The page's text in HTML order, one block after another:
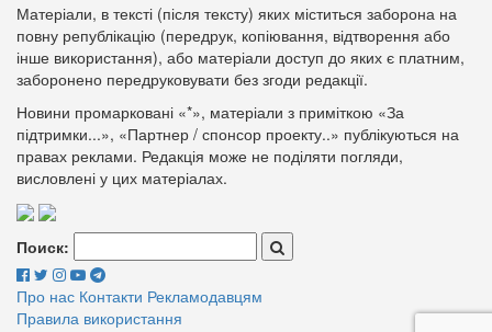
Матеріали, в тексті (після тексту) яких міститься заборона на
повну републікацію (передрук, копіювання, відтворення або
інше використання), або матеріали доступ до яких є платним,
заборонено передруковувати без згоди редакції.
Новини промарковані «*», матеріали з приміткою «За
підтримки...», «Партнер / спонсор проекту..» публікуються на
правах реклами. Редакція може не поділяти погляди,
висловлені у цих матеріалах.
Поиск:
Про нас Контакти Рекламодавцям
Правила використання